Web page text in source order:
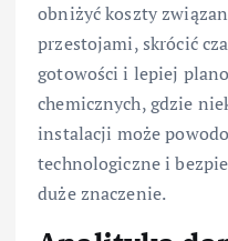
obniżyć koszty
przestojami, skrócić
gotowości i lepiej
chemicznych, gdzie
instalacji może
technologiczne i
duże znaczenie.